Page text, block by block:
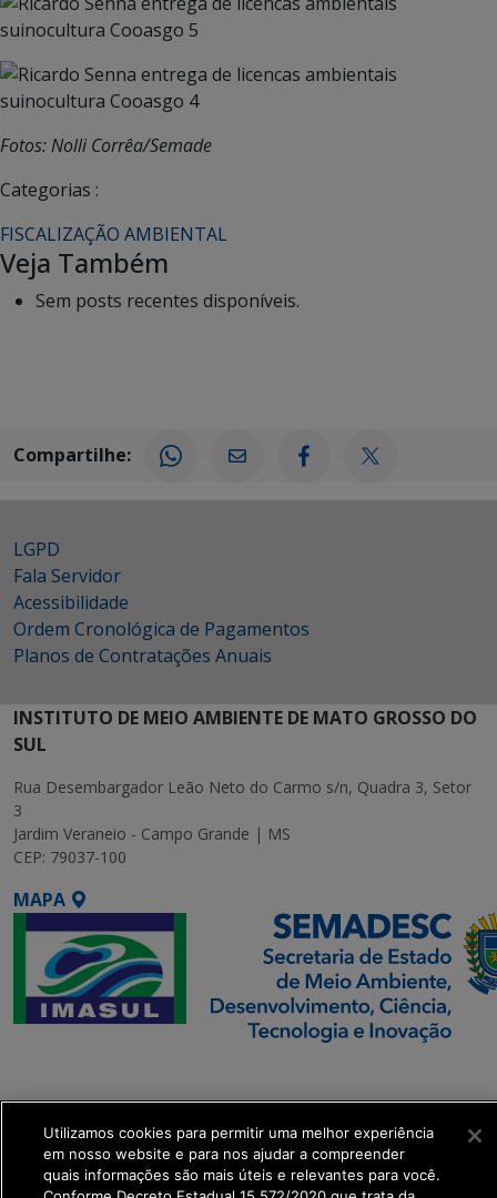
Fotos: Nolli Corrêa/Semade
Categorias :
FISCALIZAÇÃO AMBIENTAL
Veja Também
Sem posts recentes disponíveis.
Compartilhe:
LGPD
Fala Servidor
Acessibilidade
Ordem Cronológica de Pagamentos
Planos de Contratações Anuais
INSTITUTO DE MEIO AMBIENTE DE MATO GROSSO DO
SUL
Rua Desembargador Leão Neto do Carmo s/n, Quadra 3, Setor
3
Jardim Veraneio - Campo Grande | MS
CEP: 79037-100
MAPA
Executiva de
Transformação Digital
get_footer();
Utilizamos cookies para permitir uma melhor experiência
em nosso website e para nos ajudar a compreender
quais informações são mais úteis e relevantes para você.